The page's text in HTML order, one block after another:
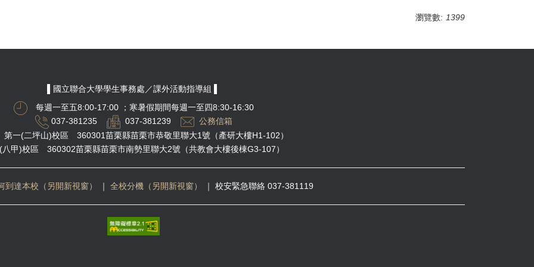
瀏覽數: 1399
▌國立聯合大學學生事務處／課外活動指導組 ▌
每週一至五8:00-17:00
；寒暑假期間每週一至四8:30-16:30
037-381235
037-381239
公務信箱
第一(二坪山)校區 360301苗栗縣苗栗市恭敬里聯大1號（產研大樓H1-102）
八甲)校區 360302苗栗縣苗栗市南勢里聯大2號（共教會大樓後棟G3-107）
到達本校（另開新視窗） ｜ 全校分機（另開新視窗） ｜ 校安緊急聯絡 037-381119